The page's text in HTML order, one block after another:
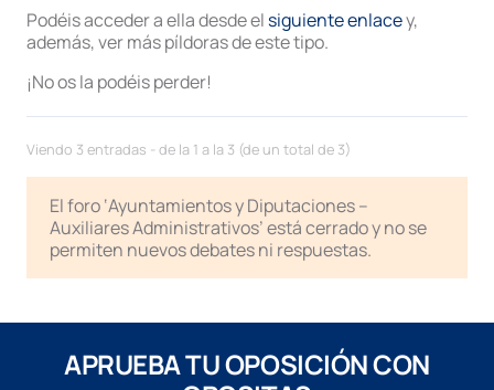
Podéis acceder a ella desde el siguiente enlacey,
además, ver más píldoras de este tipo.
¡No os la podéis perder!
Viendo 3 entradas - de la 1 a la 3 (de un total de 3)
El foro ‘Ayuntamientos y Diputaciones –
Auxiliares Administrativos’ está cerrado y no se
permiten nuevos debates ni respuestas.
APRUEBA TU OPOSICIÓN CON